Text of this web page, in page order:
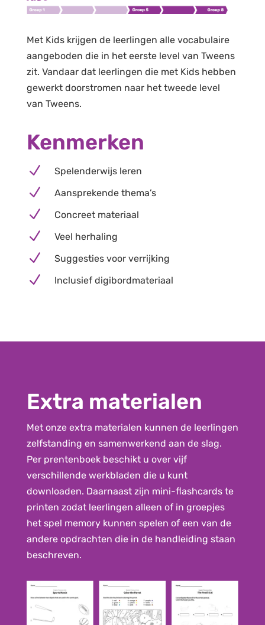
Met Kids krijgen de leerlingen alle vocabulaire
aangeboden die in het eerste level van Tweens
zit. Vandaar dat leerlingen die met Kids hebben
gewerkt doorstromen naar het tweede level
van Tweens.
Kenmerken
N Spelenderwijs leren
N Aansprekende thema’s
N Concreet materiaal
N Veel herhaling
N Suggesties voor verrijking
N Inclusief digibordmateriaal
Extra materialen
Met onze extra materialen kunnen de leerlingen
zelfstanding en samenwerkend aan de slag.
Per prentenboek beschikt u over vijf
verschillende werkbladen die u kunt
downloaden. Daarnaast zijn mini-flashcards te
printen zodat leerlingen alleen of in groepjes
het spel memory kunnen spelen of een van de
andere opdrachten die in de handleiding staan
beschreven.